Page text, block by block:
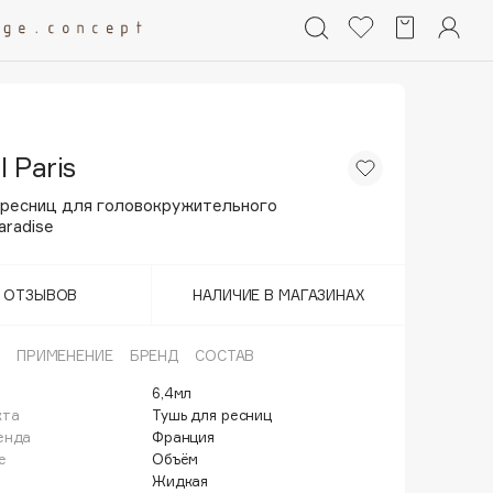
Paris
для головокружительного
ОТЗЫВОВ НАЛИЧИЕ В МАГАЗИНАХ
ПРИМЕНЕНИЕ БРЕНД СОСТАВ
6,4мл
Тушь для ресниц
Франция
Объём
Жидкая